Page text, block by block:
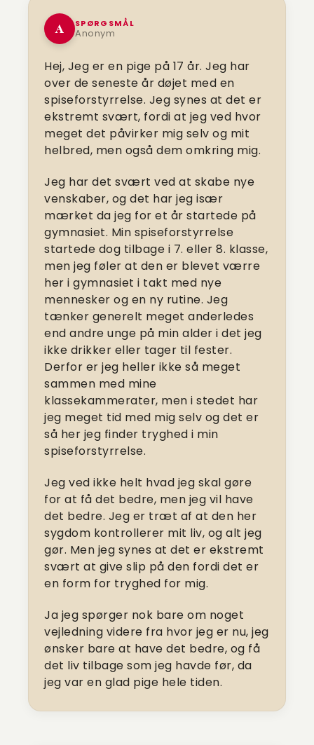
A SPØRGSMÅL
Anonym
Hej, Jeg er en pige på 17 år. Jeg har
over de seneste år døjet med en
spiseforstyrrelse. Jeg synes at det er
ekstremt svært, fordi at jeg ved hvor
meget det påvirker mig selv og mit
helbred, men også dem omkring mig.
Jeg har det svært ved at skabe nye
venskaber, og det har jeg især
mærket da jeg for et år startede på
gymnasiet. Min spiseforstyrrelse
startede dog tilbage i 7. eller 8. klasse,
men jeg føler at den er blevet værre
her i gymnasiet i takt med nye
mennesker og en ny rutine. Jeg
tænker generelt meget anderledes
end andre unge på min alder i det jeg
ikke drikker eller tager til fester.
Derfor er jeg heller ikke så meget
sammen med mine
klassekammerater, men i stedet har
jeg meget tid med mig selv og det er
så her jeg finder tryghed i min
spiseforstyrrelse.
Jeg ved ikke helt hvad jeg skal gøre
for at få det bedre, men jeg vil have
det bedre. Jeg er træt af at den her
sygdom kontrollerer mit liv, og alt jeg
gør. Men jeg synes at det er ekstremt
svært at give slip på den fordi det er
en form for tryghed for mig.
Ja jeg spørger nok bare om noget
vejledning videre fra hvor jeg er nu, jeg
ønsker bare at have det bedre, og få
det liv tilbage som jeg havde før, da
jeg var en glad pige hele tiden.